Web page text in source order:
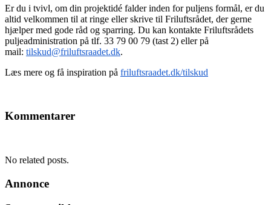
Er du i tvivl, om din projektidé falder inden for puljens formål, er du
altid velkommen til at ringe eller skrive til Friluftsrådet, der gerne
hjælper med gode råd og sparring. Du kan kontakte Friluftsrådets
puljeadministration på tlf. 33 79 00 79 (tast 2) eller på
mail: tilskud@friluftsraadet.dk.
Læs mere og få inspiration på friluftsraadet.dk/tilskud
Kommentarer
No related posts.
Annonce